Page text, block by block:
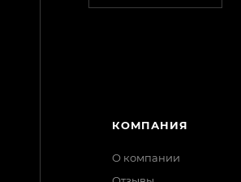
КОМПАНИЯ
О компании